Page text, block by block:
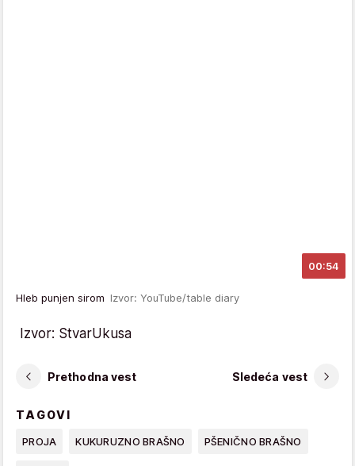
00:54
Hleb punjen sirom Izvor: YouTube/table diary
Izvor: StvarUkusa
Prethodna vest Sledeća vest
TAGOVI
PROJA KUKURUZNO BRAŠNO PŠENIČNO BRAŠNO